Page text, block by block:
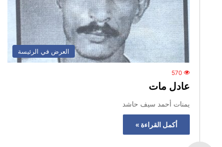
العرض في الرئيسة
570
عادل مات
يمنات أحمد سيف حاشد
أكمل القراءة »